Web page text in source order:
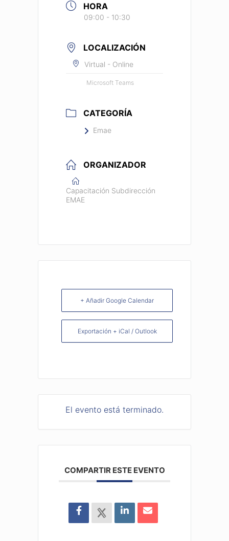
HORA
09:00 - 10:30
LOCALIZACIÓN
Virtual - Online
Microsoft Teams
CATEGORÍA
Emae
ORGANIZADOR
Capacitación Subdirección
EMAE
+ Añadir Google Calendar
Exportación + iCal / Outlook
El evento está terminado.
COMPARTIR ESTE EVENTO